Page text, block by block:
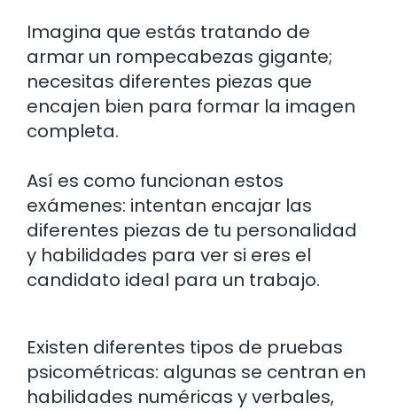
Imagina que estás tratando de
armar un rompecabezas gigante;
necesitas diferentes piezas que
encajen bien para formar la imagen
completa.
Así es como funcionan estos
exámenes: intentan encajar las
diferentes piezas de tu personalidad
y habilidades para ver si eres el
candidato ideal para un trabajo.
Existen diferentes tipos de pruebas
psicométricas: algunas se centran en
habilidades numéricas y verbales,